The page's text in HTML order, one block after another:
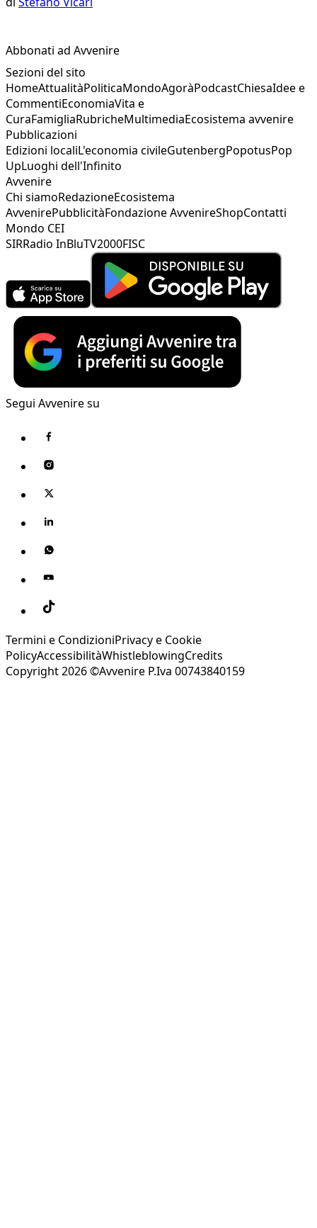
Abbonati ad Avvenire
Sezioni del sito
HomeAttualitàPoliticaMondoAgoràPodcastChiesaIdee e
CommentiEconomiaVita e
CuraFamigliaRubricheMultimediaEcosistema avvenire
Pubblicazioni
Edizioni localiL'economia civileGutenbergPopotusPop
UpLuoghi dell'Infinito
Avvenire
Chi siamoRedazioneEcosistema
AvvenirePubblicitàFondazione AvvenireShopContatti
Mondo CEI
SIRRadio InBluTV2000FISC
Segui Avvenire su
Termini e CondizioniPrivacy e Cookie
PolicyAccessibilitàWhistleblowingCredits
Copyright 2026 ©Avvenire P.Iva 00743840159